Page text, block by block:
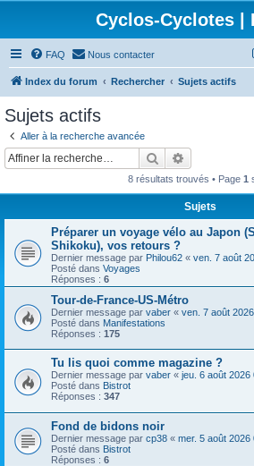
Cyclos-Cyclotes |
FAQ Nous contacter
Index du forum Rechercher Sujets actifs
Sujets actifs
Aller à la recherche avancée
Rechercher
8 résultats trouvés • Page 1
Sujets
Préparer un voyage vélo au Japon
Shikoku), vos retours ?
Dernier message par Philou62 « ven. 7 août
Posté dans Voyages
Réponses : 6
Tour-de-France-US-Métro
Dernier message par vaber « ven. 7 août
Posté dans Manifestations
Réponses : 175
Tu lis quoi comme magazine ?
Dernier message par vaber « jeu. 6 août 2026
Posté dans Bistrot
Réponses : 347
Fond de bidons noir
Dernier message par cp38 « mer. 5 août 2026
Posté dans Bistrot
Réponses : 6